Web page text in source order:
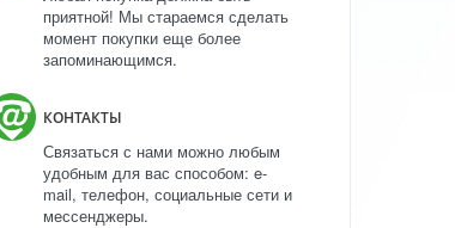
приятной! Мы стараемся сделать
момент покупки еще более
запоминающимся.
КОНТАКТЫ
Связаться с нами можно любым
удобным для вас способом: e-
mail, телефон, социальные сети и
мессенджеры.